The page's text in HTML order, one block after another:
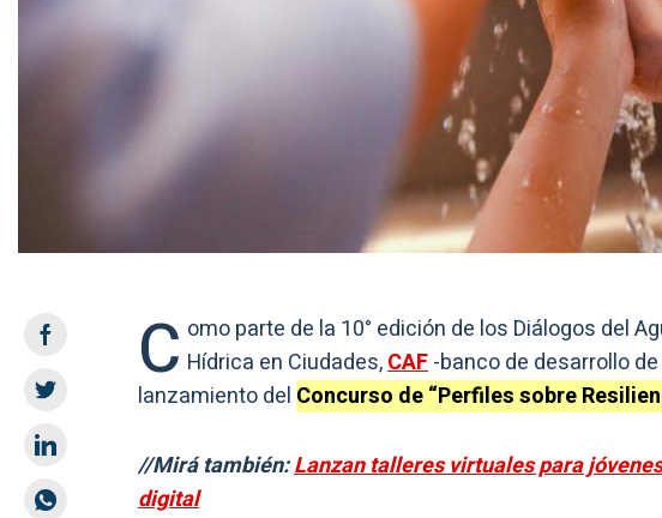
C omo parte de la 10° edición de los Diálogos del
Hídrica en Ciudades,CAF-banco de desarrollo
lanzamiento del Concurso de “Perfiles sobre
//Mirá también:Lanzan talleres virtuales para
digital